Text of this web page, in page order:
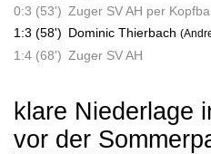
0:3 (53') Zuger SV AH per
1:3 (58') Dominic Thierbach
1:4 (68') Zuger SV AH
klare Niederlage
vor der